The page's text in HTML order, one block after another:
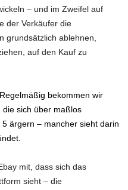
– und im Zweifel auf
der Verkäufer die
grundsätzlich ablehnen,
auf den Kauf zu
Regelmäßig bekommen wir
die sich über maßlos
ärgern – mancher sieht darin
mit, dass sich das
sieht – die